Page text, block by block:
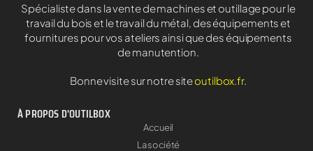
Spécialiste dans la vente de machines et outillage pour le
travail du bois et le travail du métal, des équipements et
fournitures pour vos ateliers ainsi que des équipements
de manutention.
Bonne visite sur notre siteoutilbox.fr.
À PROPOS D'OUTILBOX
Accueil
La société